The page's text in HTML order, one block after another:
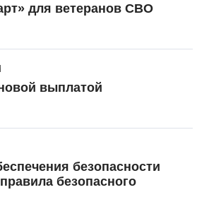
для ветеранов СВО
выплатой
безопасности
безопасного